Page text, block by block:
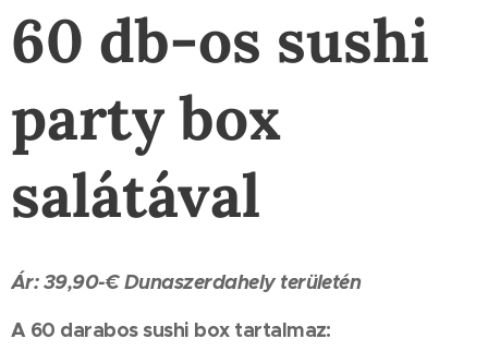
60 db-os sushi
party box
salátával
Ár: 39,90-€ Dunaszerdahely területén
A 60 darabos sushi box tartalmaz: